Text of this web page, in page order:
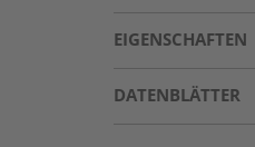
EIGENSCHAFTEN
DATENBLÄTTER